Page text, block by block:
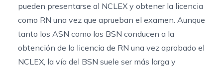
pueden presentarse al NCLEX y obtener la licencia
como RN una vez que aprueban el examen. Aunque
tanto los ASN como los BSN conducen a la
obtención de la licencia de RN una vez aprobado el
NCLEX, la vía del BSN suele ser más larga y